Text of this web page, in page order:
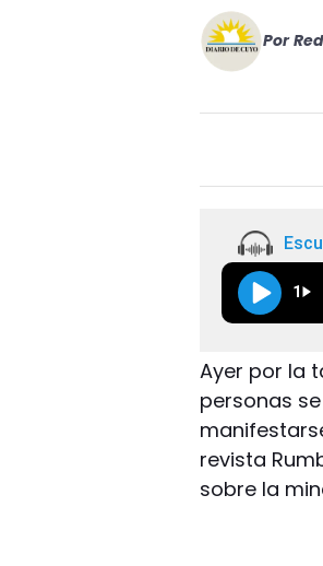
Por
1
Ayer por la
personas
revista
sobre la